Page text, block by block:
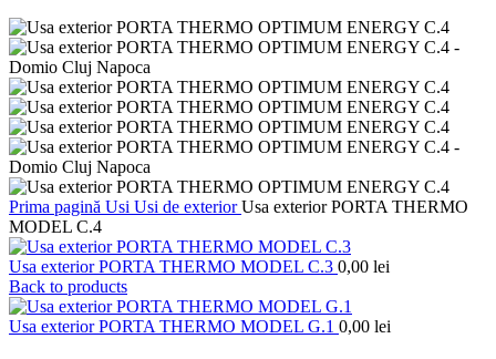
Prima pagină Usi Usi de exteriorUsa exterior PORTA THERMO
MODEL C.4
Usa exterior PORTA THERMO MODEL C.3 0,00 lei
Back to products
Usa exterior PORTA THERMO MODEL G.1 0,00 lei